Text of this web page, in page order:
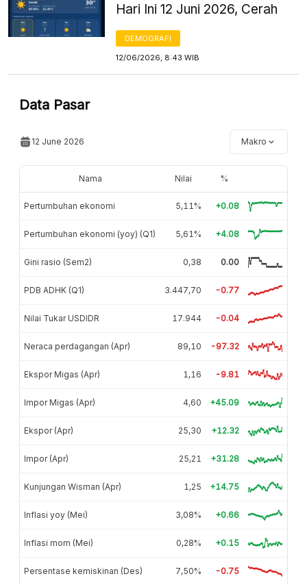
Hari Ini 12 Juni 2026, Cerah
DEMOGRAFI
12/06/2026, 8:43 WIB
Data Pasar
12 June 2026 Makro
Nama Nilai %
Pertumbuhan ekonomi 5,11% +0.08
Pertumbuhan ekonomi (yoy) (Q1) 5,61% +4.08
Gini rasio (Sem2) 0,38 0.00
PDB ADHK (Q1) 3.447,70 -0.77
Nilai Tukar USDIDR 17.944 -0.04
Neraca perdagangan (Apr) 89,10 -97.32
Ekspor Migas (Apr) 1,16 -9.81
Impor Migas (Apr) 4,60 +45.09
Ekspor (Apr) 25,30 +12.32
Impor (Apr) 25,21 +31.28
Kunjungan Wisman (Apr) 1,25 +14.75
Inflasi yoy (Mei) 3,08% +0.66
Inflasi mom (Mei) 0,28% +0.15
Persentase kemiskinan (Des) 7,50% -0.75